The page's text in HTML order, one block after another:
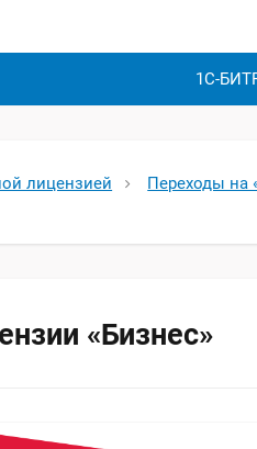
1С-
лицензией
Переходы на
«Бизнес»